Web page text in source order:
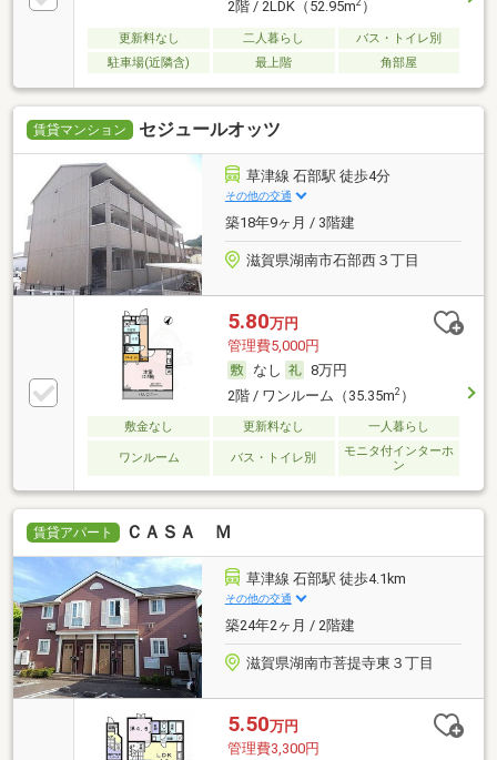
2階 / 2LDK（52.95m2）
更新料なし 二人暮らし
バス・トイレ別
駐車場(近隣含)
最上階 角部屋
賃貸マンション セジュールオッツ
草津線 石部駅 徒歩4分
その他の交通
築18年9ヶ月 / 3階建
滋賀県湖南市石部西３丁目
5.80万円
管理費5,000円
なし
8万円
2階 / ワンルーム（35.35m2）
敷金なし 更新料なし 一人暮らし
ワンルーム バス・トイレ別
モニタ付インターホ
ン
賃貸アパート ＣＡＳＡ Ｍ
草津線 石部駅 徒歩4.1km
その他の交通
築24年2ヶ月 / 2階建
滋賀県湖南市菩提寺東３丁目
5.50万円
管理費3,300円